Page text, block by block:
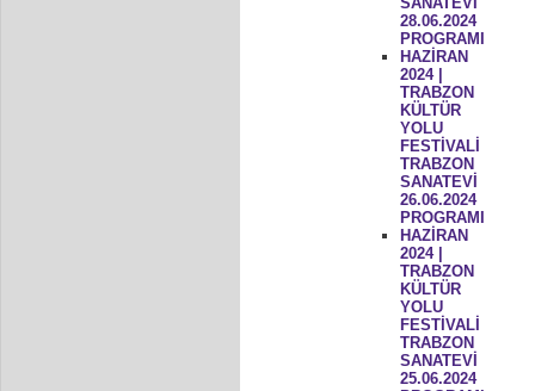
28.06.2024
PROGRAMI
HAZİRAN
2024 |
TRABZON
KÜLTÜR
YOLU
FESTİVALİ
TRABZON
SANATEVİ
26.06.2024
PROGRAMI
HAZİRAN
2024 |
TRABZON
KÜLTÜR
YOLU
FESTİVALİ
TRABZON
SANATEVİ
25.06.2024